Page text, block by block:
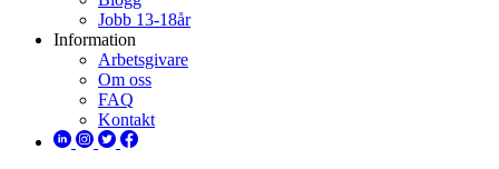
Jobb 13-18år
Information
Arbetsgivare
Om oss
FAQ
Kontakt